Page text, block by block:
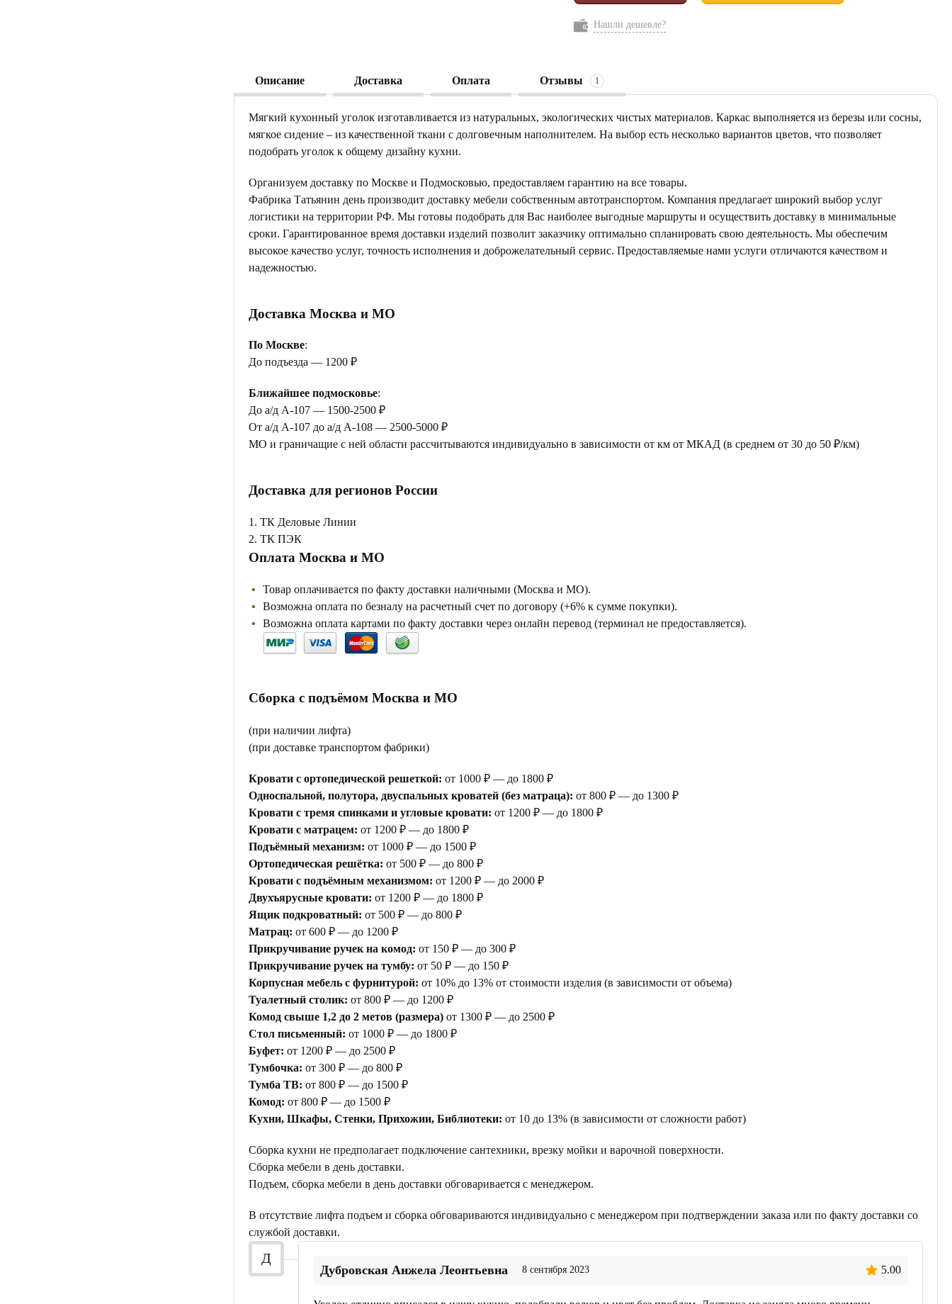
Нашли дешевле?
Описание Доставка Оплата Отзывы 1
Мягкий кухонный уголок изготавливается из натуральных, экологических чистых материалов. Каркас выполняется из березы или сосны,
мягкое сидение – из качественной ткани с долговечным наполнителем. На выбор есть несколько вариантов цветов, что позволяет
подобрать уголок к общему дизайну кухни.
Организуем доставку по Москве и Подмосковью, предоставляем гарантию на все товары.
Фабрика Татьянин день производит доставку мебели собственным автотранспортом. Компания предлагает широкий выбор услуг
логистики на территории РФ. Мы готовы подобрать для Вас наиболее выгодные маршруты и осуществить доставку в минимальные
сроки. Гарантированное время доставки изделий позволит заказчику оптимально спланировать свою деятельность. Мы обеспечим
высокое качество услуг, точность исполнения и доброжелательный сервис. Предоставляемые нами услуги отличаются качеством и
надежностью.
Доставка Москва и МО
По Москве:
До подъезда — 1200 ₽
Ближайшее подмосковье:
До а/д А-107 — 1500-2500 ₽
От а/д А-107 до а/д А-108 — 2500-5000 ₽
МО и граничащие с ней области рассчитываются индивидуально в зависимости от км от МКАД (в среднем от 30 до 50 ₽/км)
Доставка для регионов России
1. ТК Деловые Линии
2. ТК ПЭК
Оплата Москва и МО
Товар оплачивается по факту доставки наличными (Москва и МО).
Возможна оплата по безналу на расчетный счет по договору (+6% к сумме покупки).
Возможна оплата картами по факту доставки через онлайн перевод (терминал не предоставляется).
Сборка с подъёмом Москва и МО
(при наличии лифта)
(при доставке транспортом фабрики)
Кровати с ортопедической решеткой: от 1000 ₽ — до 1800 ₽
Односпальной, полутора, двуспальных кроватей (без матраца): от 800 ₽ — до 1300 ₽
Кровати с тремя спинками и угловые кровати: от 1200 ₽ — до 1800 ₽
Кровати с матрацем: от 1200 ₽ — до 1800 ₽
Подъёмный механизм: от 1000 ₽ — до 1500 ₽
Ортопедическая решётка: от 500 ₽ — до 800 ₽
Кровати с подъёмным механизмом: от 1200 ₽ — до 2000 ₽
Двухъярусные кровати: от 1200 ₽ — до 1800 ₽
Ящик подкроватный: от 500 ₽ — до 800 ₽
Матрац: от 600 ₽ — до 1200 ₽
Прикручивание ручек на комод: от 150 ₽ — до 300 ₽
Прикручивание ручек на тумбу: от 50 ₽ — до 150 ₽
Корпусная мебель с фурнитурой: от 10% до 13% от стоимости изделия (в зависимости от объема)
Туалетный столик: от 800 ₽ — до 1200 ₽
Комод свыше 1,2 до 2 метов (размера) от 1300 ₽ — до 2500 ₽
Стол письменный: от 1000 ₽ — до 1800 ₽
Буфет: от 1200 ₽ — до 2500 ₽
Тумбочка: от 300 ₽ — до 800 ₽
Тумба ТВ: от 800 ₽ — до 1500 ₽
Комод: от 800 ₽ — до 1500 ₽
Кухни, Шкафы, Стенки, Прихожии, Библиотеки: от 10 до 13% (в зависимости от сложности работ)
Сборка кухни не предполагает подключение сантехники, врезку мойки и варочной поверхности.
Сборка мебели в день доставки.
Подъем, сборка мебели в день доставки обговаривается с менеджером.
В отсутствие лифта подъем и сборка обговариваются индивидуально с менеджером при подтверждении заказа или по факту доставки со
службой доставки.
Д
Дубровская Анжела Леонтьевна 8 сентября 2023 5.00